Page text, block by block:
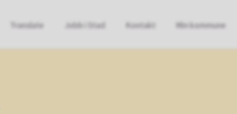
Translate Jobb i Stad Kontakt Min kommune